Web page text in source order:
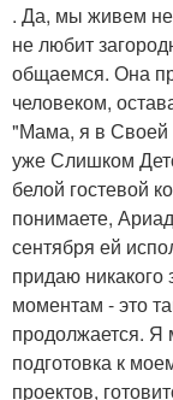
. Да, мы живем
не любит
общаемся. Она
человеком,
"Мама, я в Своей
уже Слишком
белой гостевой
понимаете,
сентября ей
придаю никакого
моментам - это
продолжается. Я
подготовка к
проектов,